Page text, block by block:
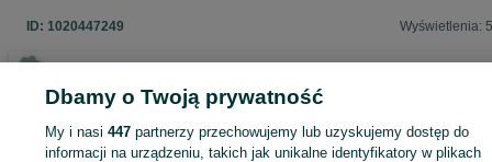
ID: 1020447249 Wyświetlenia:
Zaloguj się lub załóż konto na OLX, aby skontaktować się z
sprzedającym
Dbamy o Twoją prywatność
My i nasi447 partnerzy przechowujemy lub uzyskujemy dostęp do
informacji na urządzeniu, takich jak unikalne identyfikatory w plikach